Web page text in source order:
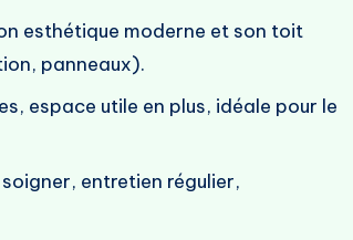
esthétique moderne et son toit
panneaux).
espace utile en plus, idéale pour le
entretien régulier,